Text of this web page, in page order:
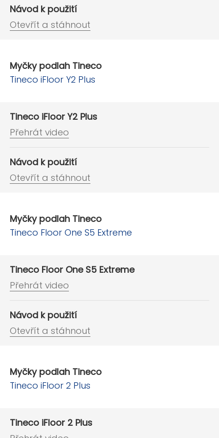
Návod k použití
Otevřít a stáhnout
Myčky podlah Tineco
Tineco iFloor Y2 Plus
Tineco iFloor Y2 Plus
Přehrát video
Návod k použití
Otevřít a stáhnout
Myčky podlah Tineco
Tineco Floor One S5 Extreme
Tineco Floor One S5 Extreme
Přehrát video
Návod k použití
Otevřít a stáhnout
Myčky podlah Tineco
Tineco iFloor 2 Plus
Tineco iFloor 2 Plus